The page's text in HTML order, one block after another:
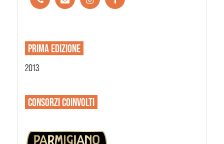
PRIMA EDIZIONE
2013
CONSORZICOINVOLTI